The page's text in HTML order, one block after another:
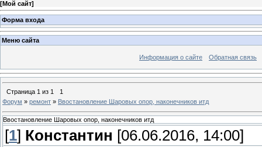
[Мой сайт]
Форма входа
Меню сайта
Информация о сайте Обратная связь
Страница 1 из 1
1
Форум » ремонт » Ввостановление Шаровых опор, наконечников итд
Ввостановление Шаровых опор, наконечников итд
[1] Константин [06.06.2016, 14:00]